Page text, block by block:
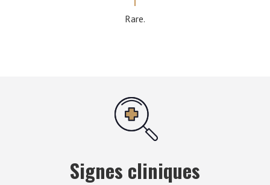
Rare.
Signes cliniques